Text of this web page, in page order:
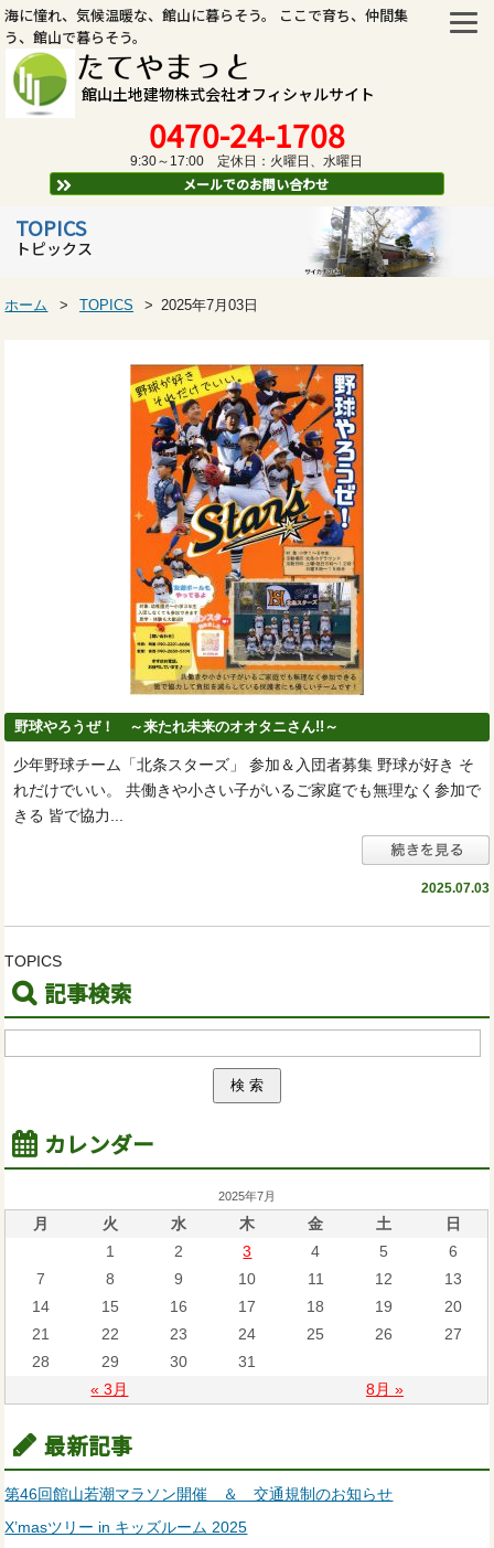
海に憧れ、気候温暖な、館山に暮らそう。 ここで育ち、仲間集
う、館山で暮らそう。
館山土地建物株式会社オフィシャルサイト
0470-24-1708
9:30～17:00 定休日：火曜日、水曜日
メールでのお問い合わせ
TOPICS
トピックス
ホーム TOPICS 2025年7月03日
野球やろうぜ！ ～来たれ未来のオオタニさん!!～
少年野球チーム「北条スターズ」 参加＆入団者募集 野球が好き そ
れだけでいい。 共働きや小さい子がいるご家庭でも無理なく参加で
きる 皆で協力...
2025.07.03
TOPICS
記事検索
カレンダー
2025年7月
月 火 水 木 金 土 日
« 3月 8月 »
1 2 3 4 5
6
7
8 9 10 11 12
13
14
15 16 17 18 19
20
21
22 23 24 25 26
27
28
29 30 31
最新記事
第46回館山若潮マラソン開催 ＆ 交通規制のお知らせ
X’masツリー in キッズルーム 2025